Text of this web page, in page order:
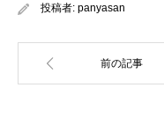
投稿者: panyasan